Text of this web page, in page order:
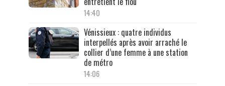
14:40
Vénissieux : quatre individus
interpellés après avoir arraché le
collier d’une femme à une station
de métro
14:06